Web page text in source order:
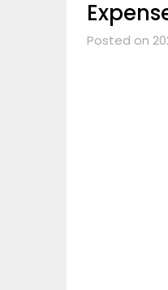
Posted on